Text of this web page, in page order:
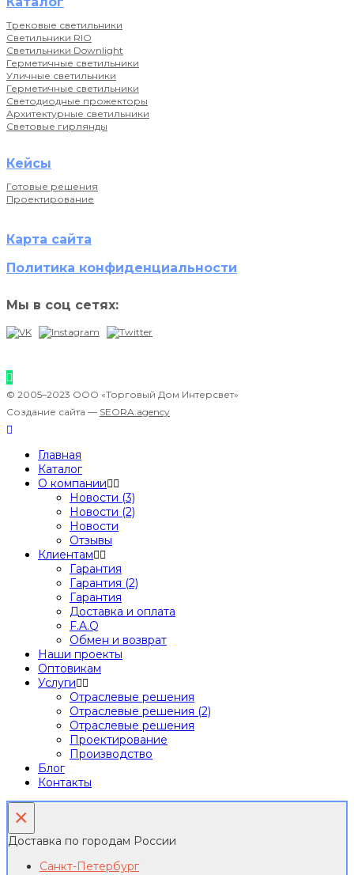
Трековые светильники
Светильники RIO
Светильники Downlight
Герметичные светильники
Уличные светильники
Герметичные светильники
Светодиодные прожекторы
Архитектурные светильники
Световые гирлянды
Кейсы
Готовые решения
Проектирование
Карта сайта
Политика конфиденциальности
Мы в соц сетях:
© 2005–2023 ООО «Торговый Дом Интерсвет»
Создание сайта — SEORA.agency
Главная
Каталог
О компании
Новости (3)
Новости (2)
Новости
Отзывы
Клиентам
Гарантия
Гарантия (2)
Гарантия
Доставка и оплата
F.A.Q
Обмен и возврат
Наши проекты
Оптовикам
Услуги
Отраслевые решения
Отраслевые решения (2)
Отраслевые решения
Проектирование
Производство
Блог
Контакты
×
Доставка по городам России
Санкт-Петербург